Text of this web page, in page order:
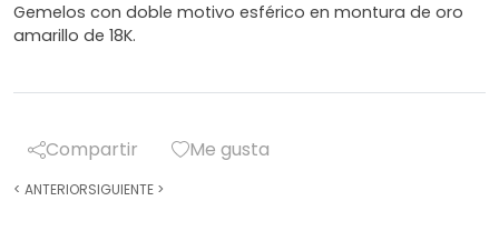
Gemelos con doble motivo esférico en montura de oro
amarillo de 18K.
Compartir Me gusta
< ANTERIORSIGUIENTE >